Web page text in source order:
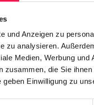
und Anzeigen zu
zu analysieren.
Medien, Werbung
zusammen, die Sie
Einwilligung zu
System Management 09. Jul
PASCOM Cloud
Learn how to backup and